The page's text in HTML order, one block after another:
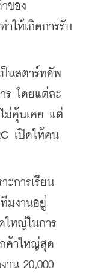
ของ
ให้เกิดการรับ
นสตาร์ทอัพ
ร โดยแต่ละ
ม่คุ้นเคย แต่
เปิดให้คน
การเรียน
มงานอยู่
ใหญ่ในการ
ค้าใหญ่สุด
น 20,000